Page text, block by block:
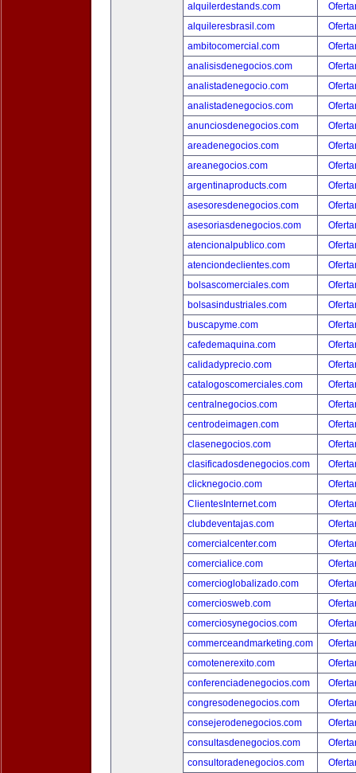
alquilerdestands.com
alquileresbrasil.com
ambitocomercial.com
analisisdenegocios.com
analistadenegocio.com
analistadenegocios.com
anunciosdenegocios.com
areadenegocios.com
areanegocios.com
argentinaproducts.com
asesoresdenegocios.com
asesoriasdenegocios.com
atencionalpublico.com
atenciondeclientes.com
bolsascomerciales.com
bolsasindustriales.com
buscapyme.com
cafedemaquina.com
calidadyprecio.com
catalogoscomerciales.com
centralnegocios.com
centrodeimagen.com
clasenegocios.com
clasificadosdenegocios.com
clicknegocio.com
ClientesInternet.com
clubdeventajas.com
comercialcenter.com
comercialice.com
comercioglobalizado.com
comerciosweb.com
comerciosynegocios.com
commerceandmarketing.com
comotenerexito.com
conferenciadenegocios.com
congresodenegocios.com
consejerodenegocios.com
consultasdenegocios.com
consultoradenegocios.com